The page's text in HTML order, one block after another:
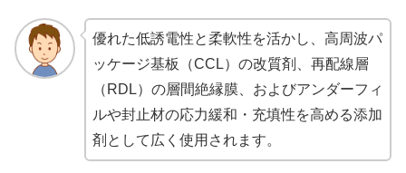
優れた低誘電性と柔軟性を活かし、高周波パ
ッケージ基板（CCL）の改質剤、再配線層
（RDL）の層間絶縁膜、およびアンダーフィ
ルや封止材の応力緩和・充填性を高める添加
剤として広く使用されます。